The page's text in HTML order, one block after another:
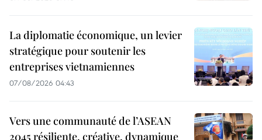
La diplomatie économique, un levier
stratégique pour soutenir les
entreprises vietnamiennes
07/08/2026 04:43
Vers une communauté de l’ASEAN
2045 résiliente, créative, dynamique